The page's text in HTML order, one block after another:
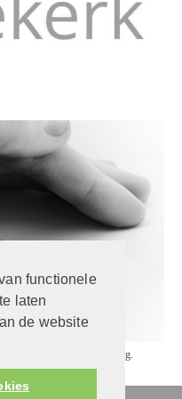
functionele
laten
de website
onze privacyverklaring.